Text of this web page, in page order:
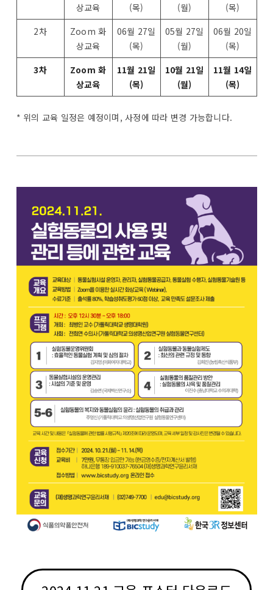
상교육
(목)
(월)
(목)
2차
Zoom 화
상교육
06월 27일
(목)
05월 27일
(월)
06월 20일
(목)
3차
Zoom 화
상교육
11월 21일
(목)
10월 21일
(월)
11월 14일
(목)
* 위의 교육 일정은 예정이며, 사정에 따라 변경 가능합니다.